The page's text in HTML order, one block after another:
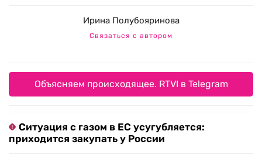
Ирина Полубояринова
Связаться с автором
Объясняем происходящее. RTVI в Telegram
Ситуация с газом в ЕС усугубляется:
приходится закупать у России